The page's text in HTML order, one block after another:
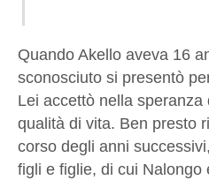
Quando Akello aveva 16
sconosciuto si presentò
Lei accettò nella
qualità di vita. Ben presto
corso degli anni
figli e figlie, di cui Nalongo